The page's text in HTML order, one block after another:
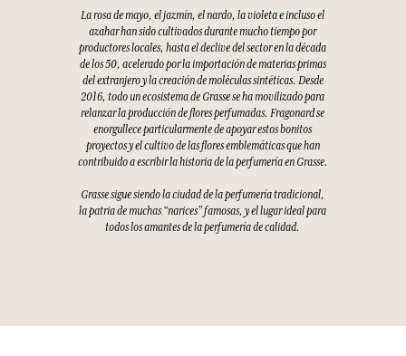
La rosa de mayo, el jazmín, el nardo, la violeta e incluso el
azahar han sido cultivados durante mucho tiempo por
productores locales, hasta el declive del sector en la década
de los 50, acelerado por la importación de materias primas
del extranjero y la creación de moléculas sintéticas. Desde
2016, todo un ecosistema de Grasse se ha movilizado para
relanzar la producción de flores perfumadas. Fragonard se
enorgullece particularmente de apoyar estos bonitos
proyectos y el cultivo de las flores emblemáticas que han
contribuido a escribir la historia de la perfumería en Grasse.
Grasse sigue siendo la ciudad de la perfumería tradicional,
la patria de muchas “narices” famosas, y el lugar ideal para
todos los amantes de la perfumería de calidad.